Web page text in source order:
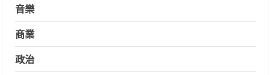
音樂
商業
政治